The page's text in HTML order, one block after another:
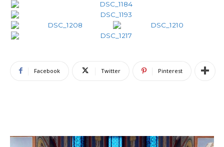
Facebook Twitter Pinterest